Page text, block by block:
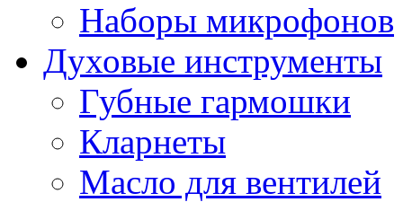
Наборы микрофонов
Духовые инструменты
Губные гармошки
Кларнеты
Масло для вентилей